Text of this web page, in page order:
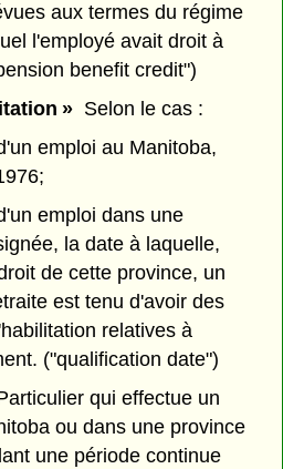
aux termes du régime
l'employé avait droit à
benefit credit")
» Selon le cas :
emploi au Manitoba,
emploi dans une
la date à laquelle,
de cette province, un
est tenu d'avoir des
relatives à
("qualification date")
qui effectue un
ou dans une province
une période continue